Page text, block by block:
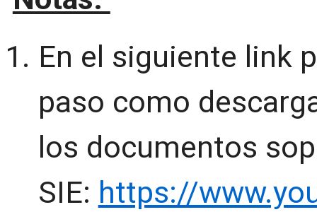
En el siguiente link
paso como
los documentos
SIE: https://